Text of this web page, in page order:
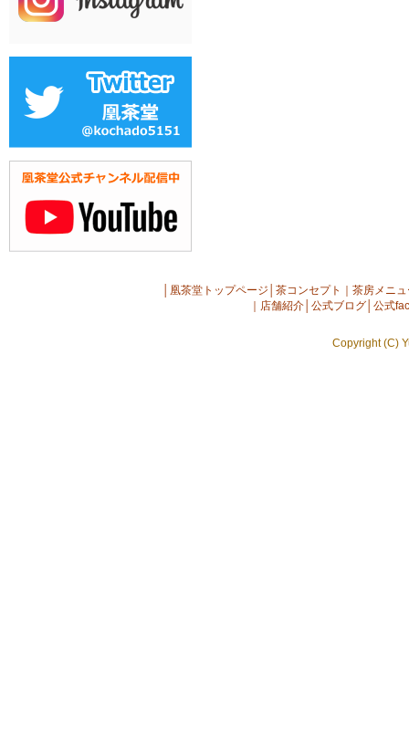
凰茶堂トップページ 茶コンセプト
茶房メニ
店舗紹介 公式ブログ 公式
Copyright (C)